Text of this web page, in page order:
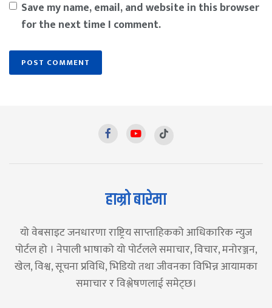
Save my name, email, and website in this browser
for the next time I comment.
हाम्रो बारेमा
यो वेबसाइट जनधारणा राष्ट्रिय साप्ताहिकको आधिकारिक न्युज
पोर्टल हो । नेपाली भाषाको यो पोर्टलले समाचार, विचार, मनोरञ्जन,
खेल, विश्व, सूचना प्रविधि, भिडियो तथा जीवनका विभिन्न आयामका
समाचार र विश्लेषणलाई समेट्छ।